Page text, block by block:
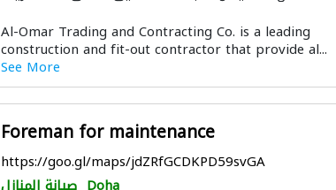
منتجات خشبية الأثاث والمفروشات المنزلية
الأثاث المكتبي مقاولون تسليم مفتاح الديكور الداخلي
التصميم المعماري
Al-Omar Trading and Contracting Co. is a leading
construction and fit-out contractor that provide al...
See More
Foreman for maintenance
https://goo.gl/maps/jdZRfGCDKPD59svGA